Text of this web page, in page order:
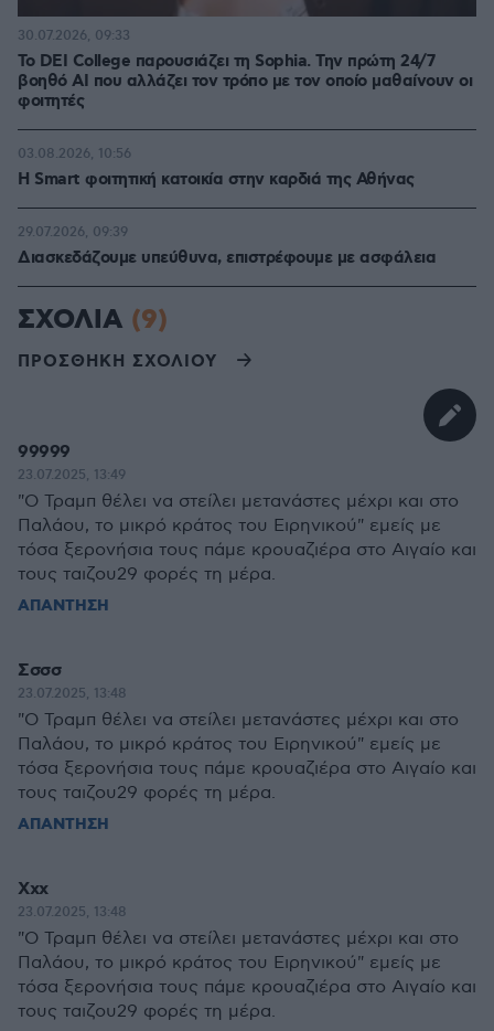
Το DEI College παρουσιάζει τη Sophia. Την πρώτη 24/7
βοηθό AI που αλλάζει τον τρόπο με τον οποίο μαθαίνουν οι
φοιτητές
30.07.2026, 09:33
Η Smart φοιτητική κατοικία στην καρδιά της Αθήνας
03.08.2026, 10:56
Διασκεδάζουμε υπεύθυνα, επιστρέφουμε με ασφάλεια
29.07.2026, 09:39
ΣΧΟΛΙΑ (9)
ΠΡΟΣΘΗΚΗ ΣΧΟΛΙΟΥ
99999
23.07.2025, 13:49
"O Τραμπ θέλει να στείλει μετανάστες μέχρι και στο
Παλάου, το μικρό κράτος του Ειρηνικού" εμείς με
τόσα ξερονήσια τους πάμε κρουαζιέρα στο Αιγαίο και
τους ταιζου29 φορές τη μέρα.
ΑΠΑΝΤΗΣΗ
Σσσσ
23.07.2025, 13:48
"O Τραμπ θέλει να στείλει μετανάστες μέχρι και στο
Παλάου, το μικρό κράτος του Ειρηνικού" εμείς με
τόσα ξερονήσια τους πάμε κρουαζιέρα στο Αιγαίο και
τους ταιζου29 φορές τη μέρα.
ΑΠΑΝΤΗΣΗ
Xxx
23.07.2025, 13:48
"O Τραμπ θέλει να στείλει μετανάστες μέχρι και στο
Παλάου, το μικρό κράτος του Ειρηνικού" εμείς με
τόσα ξερονήσια τους πάμε κρουαζιέρα στο Αιγαίο και
τους ταιζου29 φορές τη μέρα.